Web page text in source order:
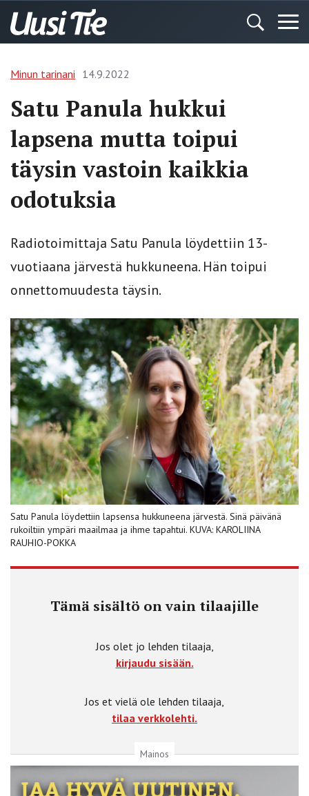
Minun tarinani 14.9.2022
Satu Panula hukkui
lapsena mutta toipui
täysin vastoin kaikkia
odotuksia
Radiotoimittaja Satu Panula löydettiin 13-
vuotiaana järvestä hukkuneena. Hän toipui
onnettomuudesta täysin.
Satu Panula löydettiin lapsensa hukkuneena järvestä. Sinä päivänä
rukoiltiin ympäri maailmaa ja ihme tapahtui. KUVA: KAROLIINA
RAUHIO-POKKA
Tämä sisältö on vain tilaajille
Jos olet jo lehden tilaaja,
kirjaudu sisään.
Jos et vielä ole lehden tilaaja,
tilaa verkkolehti.
Mainos